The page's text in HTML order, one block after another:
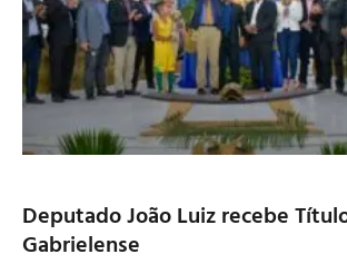
Deputado João Luiz recebe
Gabrielense